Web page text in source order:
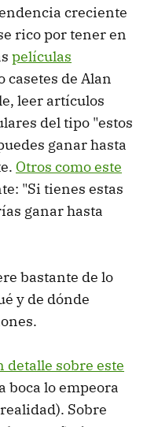
creciente
rico por tener en
películas
casetes de Alan
leer artículos
del tipo "estos
ganar hasta
Otros como este
"Si tienes estas
ganar hasta
bastante de lo
y de dónde
detalle sobre este
boca lo empeora
Sobre